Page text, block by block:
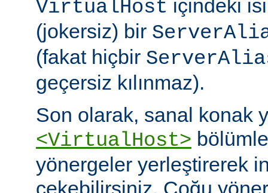
VirtualHost içindeki
(jokersiz) bir
(fakat hiçbir
geçersiz kılınmaz).
Son olarak, sanal konak
<VirtualHost>
yönergeler yerleştirerek
çekebilirsiniz. Çoğu